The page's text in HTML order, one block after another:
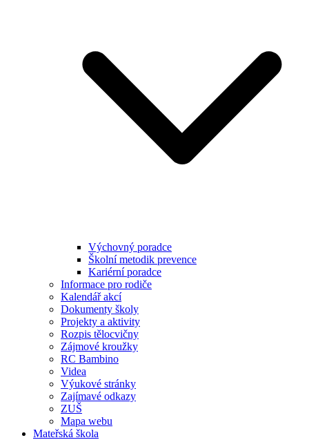
Výchovný poradce
Školní metodik prevence
Kariérní poradce
Informace pro rodiče
Kalendář akcí
Dokumenty školy
Projekty a aktivity
Rozpis tělocvičny
Zájmové kroužky
RC Bambino
Videa
Výukové stránky
Zajímavé odkazy
ZUŠ
Mapa webu
Mateřská škola